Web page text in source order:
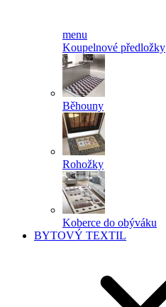
menu
Koupelnové předložky
Běhouny
Rohožky
Koberce do obýváku
BYTOVÝ TEXTIL